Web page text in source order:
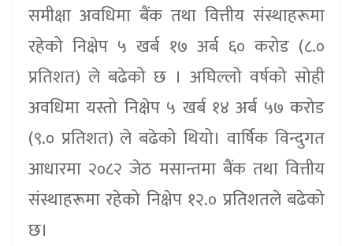
समीक्षा अवधिमा बैंक तथा वित्तीय संस्थाहरूमा
रहेको निक्षेप ५ खर्ब १७ अर्ब ६० करोड (८.०
प्रतिशत) ले बढेको छ । अघिल्लो वर्षको सोही
अवधिमा यस्तो निक्षेप ५ खर्ब १४ अर्ब ५७ करोड
(९.० प्रतिशत) ले बढेको थियो। वार्षिक विन्दुगत
आधारमा २०८२ जेठ मसान्तमा बैंक तथा वित्तीय
संस्थाहरूमा रहेको निक्षेप १२.० प्रतिशतले बढेको
छ।